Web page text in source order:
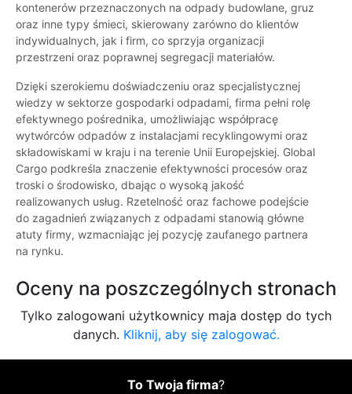
kontenerów przeznaczonych na odpady budowlane, gruz
oraz inne typy śmieci, skierowany zarówno do klientów
indywidualnych, jak i firm, co sprzyja organizacji
przestrzeni oraz poprawnej segregacji materiałów.
Dzięki szerokiemu doświadczeniu oraz specjalistycznej
wiedzy w sektorze gospodarki odpadami, firma pełni rolę
efektywnego pośrednika, umożliwiając współpracę
wytwórców odpadów z instalacjami recyklingowymi oraz
składowiskami w kraju i na terenie Unii Europejskiej. Global
Cargo podkreśla znaczenie efektywności procesów oraz
troski o środowisko, dbając o wysoką jakość
realizowanych usług. Rzetelność oraz fachowe podejście
do zagadnień związanych z odpadami stanowią główne
atuty firmy, wzmacniając jej pozycję zaufanego partnera
na rynku.
Oceny na poszczególnych stronach
Tylko zalogowani użytkownicy maja dostęp do tych
danych. Kliknij, aby się zalogować.
To Twoja firma?